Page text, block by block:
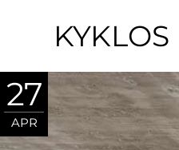
KYKLOS
27
APR